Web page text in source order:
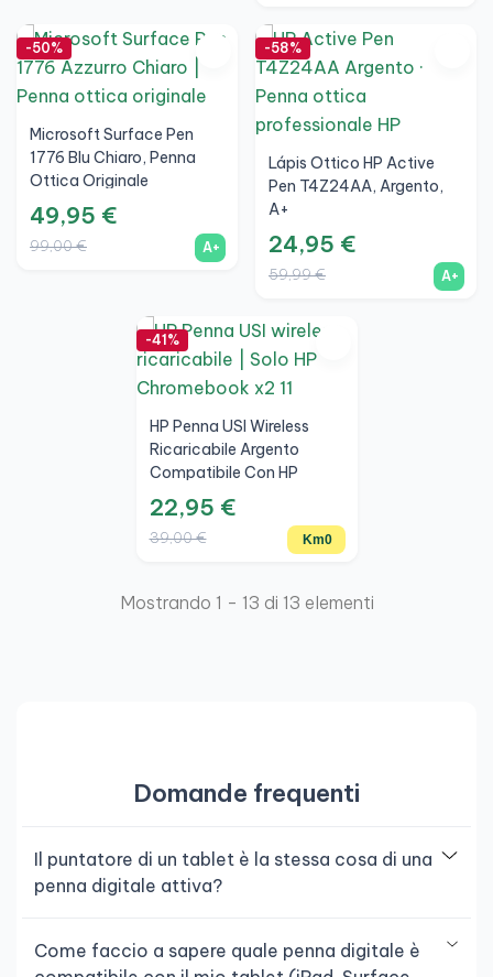
-50%
Microsoft Surface Pen
1776 Blu Chiaro, Penna
Ottica Originale
Compatibile Con Surface
Pro, Go E Studio, A+
49,95 €
99,00 € A+
-58%
Lápis Ottico HP Active
Pen T4Z24AA, Argento,
A+
24,95 €
59,99 € A+
-41%
HP Penna USI Wireless
Ricaricabile Argento
Compatibile Con HP
Chromebook X2 11, KM 0
22,95 €
39,00 € Km0
Mostrando 1 - 13 di 13 elementi
Domande frequenti
Il puntatore di un tablet è la stessa cosa di una
penna digitale attiva?
Come faccio a sapere quale penna digitale è